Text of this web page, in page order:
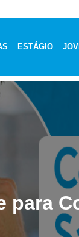
ESTÁGIO
para